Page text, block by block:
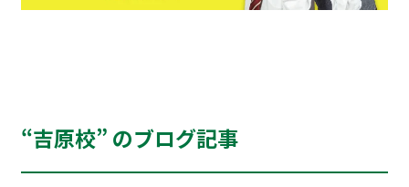
“吉原校” のブログ記事